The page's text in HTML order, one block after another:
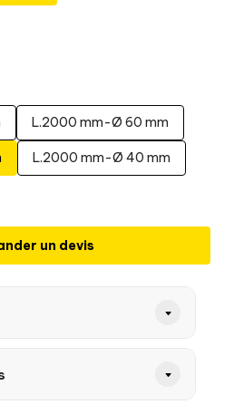
L.2000 mm-Ø 60 mm
L.2000 mm-Ø 40 mm
un devis